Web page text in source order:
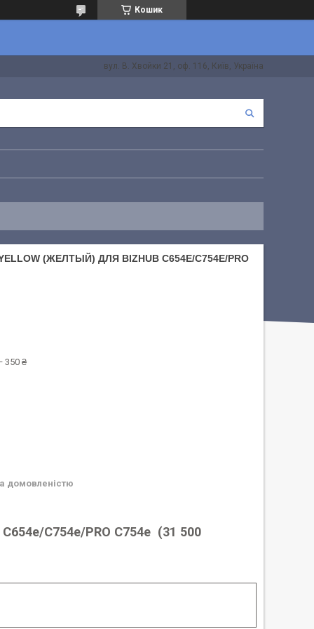
Кошик
вул. В. Хвойки 21, оф. 116, Київ, Україна
(ЖЕЛТЫЙ) ДЛЯ BIZHUB С654E/C754E/PRO
350 ₴
домовленістю
C754e/PRO C754e (31 500